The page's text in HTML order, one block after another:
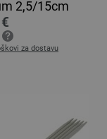
2,5/15cm
za dostavu